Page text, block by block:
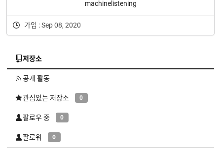
machinelistening
가입 : Sep 08, 2020
저장소
공개 활동
관심있는 저장소 0
팔로우 중 0
팔로워 0